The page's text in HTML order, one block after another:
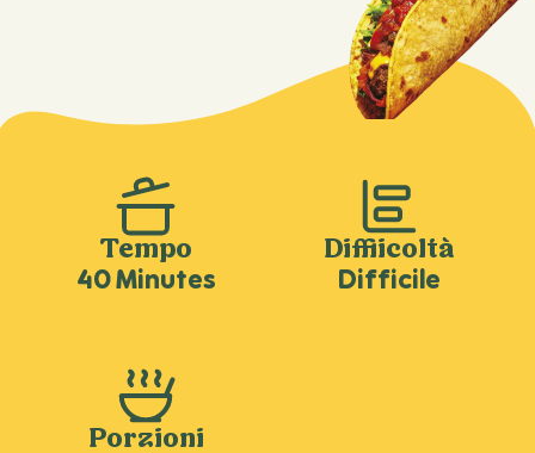
Tempo
40 Minutes
Difficoltà
Difficile
Porzioni